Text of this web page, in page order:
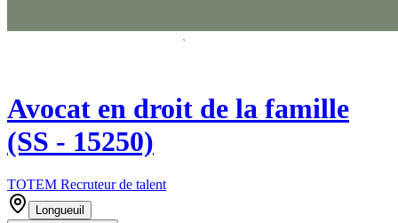
Avocat en droit de la famille
(SS - 15250)
TOTEM Recruteur de talent
Longueuil